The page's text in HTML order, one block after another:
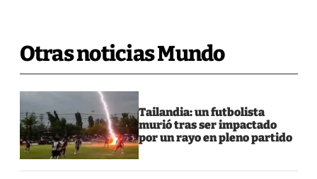
Otras noticias Mundo
Tailandia: un futbolista
murió tras ser impactado
por un rayo en pleno partido